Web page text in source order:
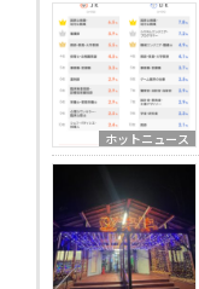
ホットニュース